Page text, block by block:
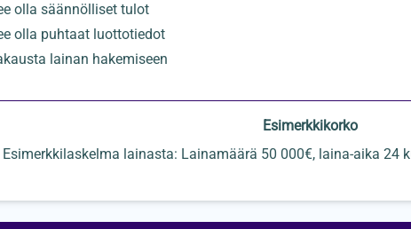
olla säännölliset tulot
olla puhtaat luottotiedot
lainan hakemiseen
Esimerkkikorko
Esimerkkilaskelma lainasta: Lainamäärä 50 000€, laina-aika 24